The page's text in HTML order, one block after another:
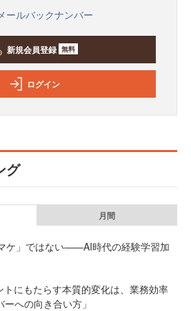
メールバックナンバー
新規会員登録 無料
ログイン
グ
月間
ケ」ではない——AI時代の経験学習加
トにもたらす本質的変化は、業務効率
への向き合い方」